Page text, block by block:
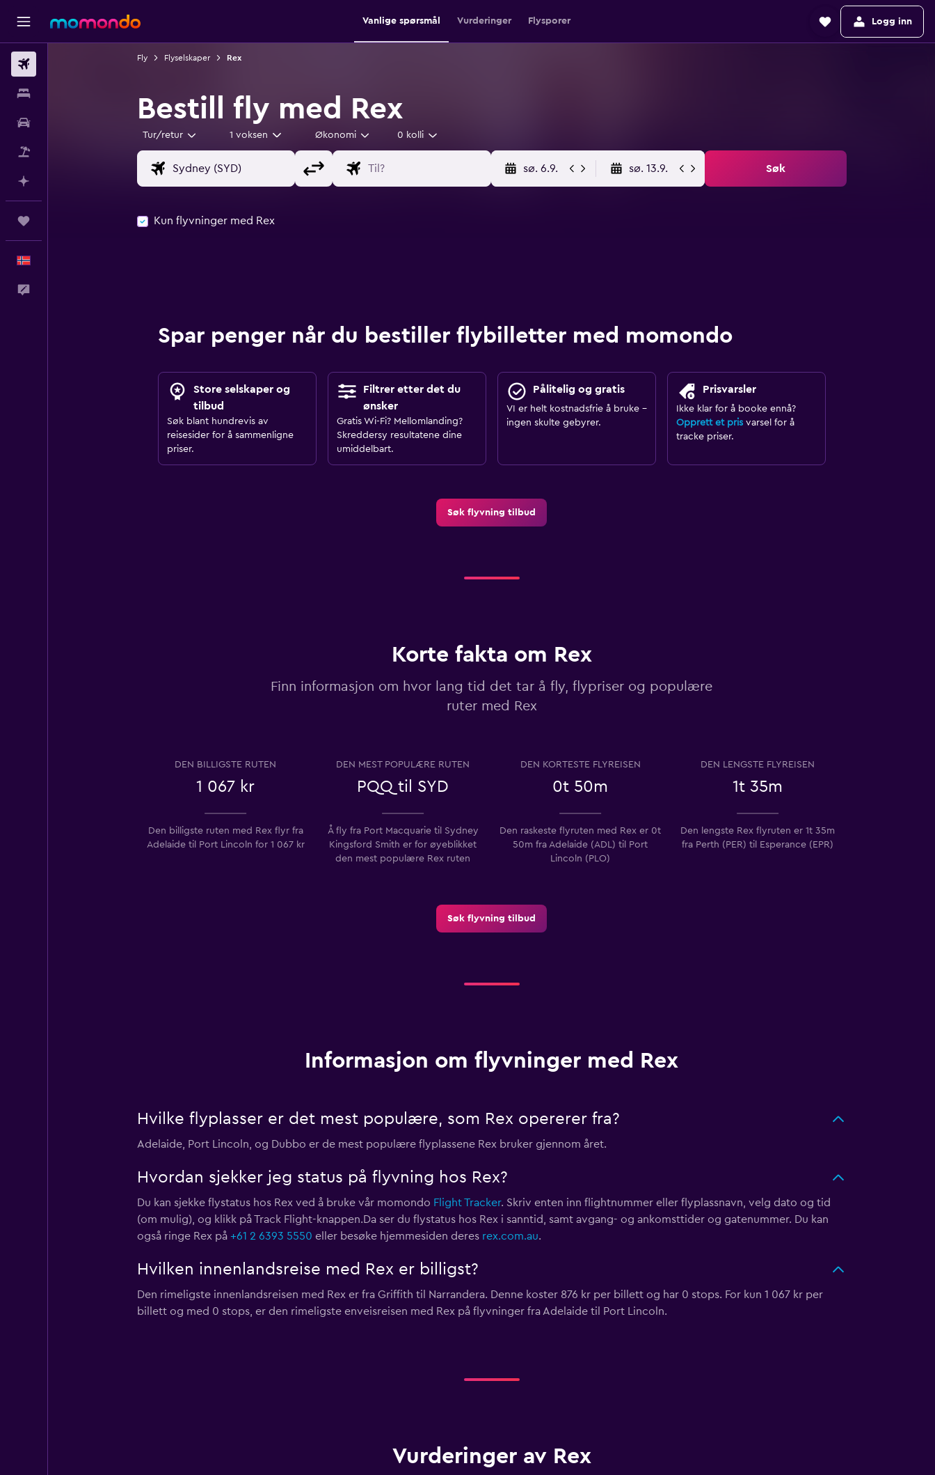
Vanlige spørsmål Vurderinger Flysporer Logg inn
Fly Flyselskaper Rex
Bestill fly med Rex
Tur/retur 1 voksen Økonomi 0 kolli
sø. 6.9. sø. 13.9. Søk
Kun flyvninger med Rex
Spar penger når du bestiller flybilletter med momondo
Store selskaper og
tilbud
Søk blant hundrevis av
reisesider for å sammenligne
priser.
Filtrer etter det du
ønsker
Gratis Wi-Fi? Mellomlanding?
Skreddersy resultatene dine
umiddelbart.
Pålitelig og gratis
VI er helt kostnadsfrie å bruke -
ingen skulte gebyrer.
Prisvarsler
Ikke klar for å booke ennå?
Opprett et prisvarsel for å
tracke priser.
Søk flyvning tilbud
Korte fakta om Rex
Finn informasjon om hvor lang tid det tar å fly, flypriser og populære
ruter med Rex
DEN BILLIGSTE RUTEN
1 067 kr
DEN MEST POPULÆRE RUTEN
PQQ til SYD
DEN KORTESTE FLYREISEN
0t 50m
DEN LENGSTE FLYREISEN
1t 35m
Den billigste ruten med Rex flyr fra
Adelaide til Port Lincoln for 1 067 kr
Å fly fra Port Macquarie til Sydney
Kingsford Smith er for øyeblikket
den mest populære Rex ruten
Den raskeste flyruten med Rex er 0t
50m fra Adelaide (ADL) til Port
Lincoln (PLO)
Den lengste Rex flyruten er 1t 35m
fra Perth (PER) til Esperance (EPR)
Søk flyvning tilbud
Informasjon om flyvninger med Rex
Hvilke flyplasser er det mest populære, som Rex opererer fra?
Adelaide, Port Lincoln, og Dubbo er de mest populære flyplassene Rex bruker gjennom året.
Hvordan sjekker jeg status på flyvning hos Rex?
Du kan sjekke flystatus hos Rex ved å bruke vår momondo Flight Tracker. Skriv enten inn flightnummer eller flyplassnavn, velg dato og tid
(om mulig), og klikk på Track Flight-knappen.Da ser du flystatus hos Rex i sanntid, samt avgang- og ankomsttider og gatenummer. Du kan
også ringe Rex på +61 2 6393 5550 eller besøke hjemmesiden deres rex.com.au.
Hvilken innenlandsreise med Rex er billigst?
Den rimeligste innenlandsreisen med Rex er fra Griffith til Narrandera. Denne koster 876 kr per billett og har 0 stops. For kun 1 067 kr per
billett og med 0 stops, er den rimeligste enveisreisen med Rex på flyvninger fra Adelaide til Port Lincoln.
Vurderinger av Rex